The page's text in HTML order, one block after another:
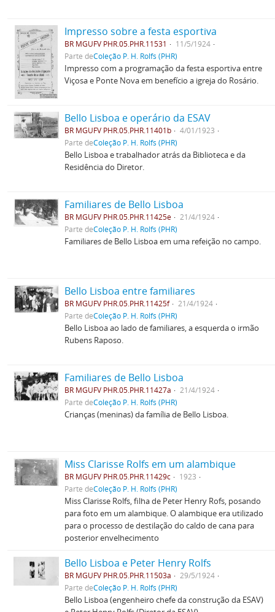
Impresso sobre a festa esportiva
BR MGUFV PHR.05.PHR.11531
11/5/1924
Parte deColeção P. H. Rolfs (PHR)
Impresso com a programação da festa esportiva entre
Viçosa e Ponte Nova em benefício a igreja do Rosário.
Bello Lisboa e operário da ESAV
BR MGUFV PHR.05.PHR.11401b
4/01/1923
Parte deColeção P. H. Rolfs (PHR)
Bello Lisboa e trabalhador atrás da Biblioteca e da
Residência do Diretor.
Familiares de Bello Lisboa
BR MGUFV PHR.05.PHR.11425e
21/4/1924
Parte deColeção P. H. Rolfs (PHR)
Familiares de Bello Lisboa em uma refeição no campo.
Bello Lisboa entre familiares
BR MGUFV PHR.05.PHR.11425f
21/4/1924
Parte deColeção P. H. Rolfs (PHR)
Bello Lisboa ao lado de familiares, a esquerda o irmão
Rubens Raposo.
Familiares de Bello Lisboa
BR MGUFV PHR.05.PHR.11427a
21/4/1924
Parte deColeção P. H. Rolfs (PHR)
Crianças (meninas) da família de Bello Lisboa.
Miss Clarisse Rolfs em um alambique
BR MGUFV PHR.05.PHR.11429c
1923
Parte deColeção P. H. Rolfs (PHR)
Miss Clarisse Rolfs, filha de Peter Henry Rofs, posando
para foto em um alambique. O alambique era utilizado
para o processo de destilação do caldo de cana para
posterior envelhecimento
Bello Lisboa e Peter Henry Rolfs
BR MGUFV PHR.05.PHR.11503a
29/5/1924
Parte deColeção P. H. Rolfs (PHR)
Bello Lisboa (engenheiro chefe da construção da ESAV)